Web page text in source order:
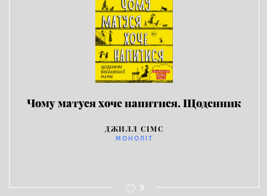
Чому матуся хоче напитися. Щоденник
ДЖИЛЛ СІМС
МОНОЛІТ
9